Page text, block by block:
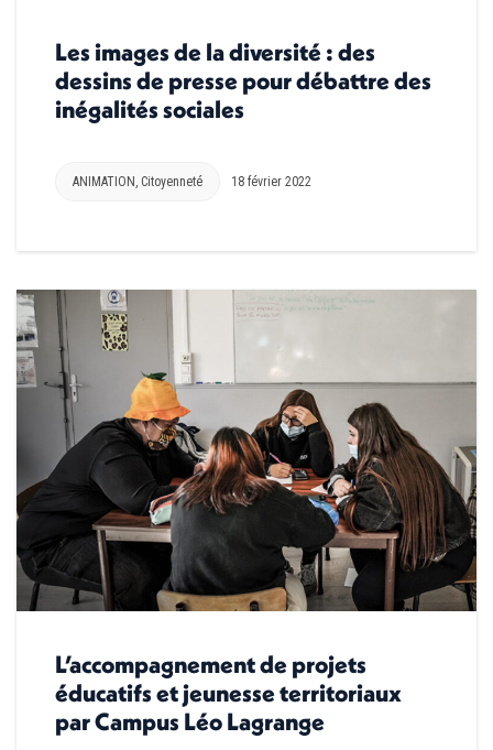
Les images de la diversité : des
dessins de presse pour débattre des
inégalités sociales
ANIMATION Citoyenneté 18 février 2022
L’accompagnement de projets
éducatifs et jeunesse territoriaux
par Campus Léo Lagrange